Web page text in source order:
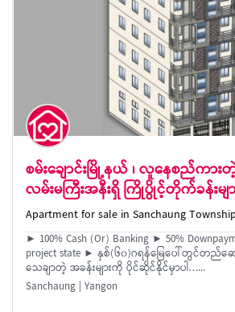
စမ်းချောင်းမြို့နယ် ၊ လူနေစည်ကား
လမ်းမကြီးအနီးရှိ ကြိုပွိုင့်တိုက်ခန်းမျ
Apartment for sale in Sanchaung
► 100% Cash (Or) Banking ► 50%
project state ► နှစ်(၆၀)ဂရန်မြေပေါ်တွင်တည်
သေချာတဲ့ အခန်းများကို ပိုင်ဆိုင်နိုင်မှာပါ…...
Sanchaung | Yangon